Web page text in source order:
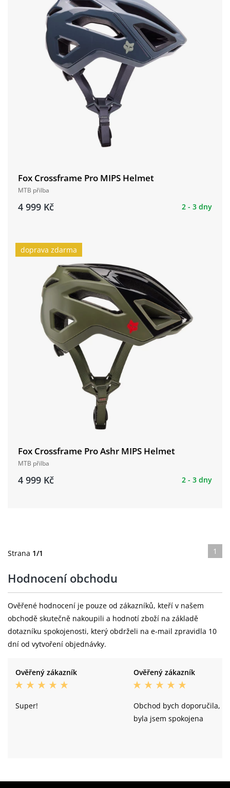
Fox Crossframe Pro MIPS Helmet
MTB přilba
4 999 Kč 2 - 3 dny
doprava zdarma
Fox Crossframe Pro Ashr MIPS Helmet
MTB přilba
4 999 Kč 2 - 3 dny
Strana 1/1 1
Hodnocení obchodu
Ověřené hodnocení je pouze od zákazníků, kteří v našem
obchodě skutečně nakoupili a hodnotí zboží na základě
dotazníku spokojenosti, který obdrželi na e-mail zpravidla 10
dní od vytvoření objednávky.
Ověřený zákazník
Super!
Ověřený zákazník
Obchod bych doporučila,
byla jsem spokojena